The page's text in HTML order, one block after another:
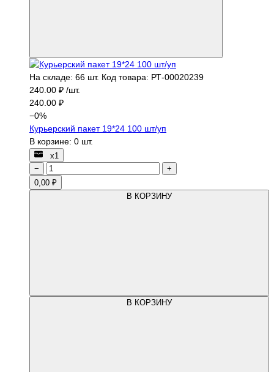
На складе: 66 шт. Код товара: РТ-00020239
240.00 ₽ /шт.
240.00 ₽
−0%
Курьерский пакет 19*24 100 шт/уп
В корзине: 0 шт.
х1
−
+
0,00 ₽
В КОРЗИНУ
В КОРЗИНУ